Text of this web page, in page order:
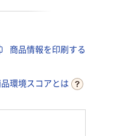
商品情報を印刷する
環境スコアとは